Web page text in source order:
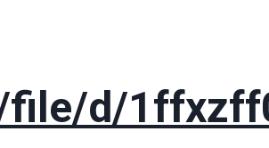
d/